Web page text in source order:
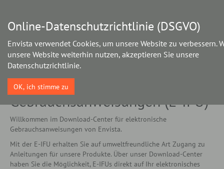
Skip
content
Download-Center für
elektronische
Gebrauchsanweisungen (E-IFU)
Willkommen im Download-Center für elektronische
Gebrauchsanweisungen von Envista.
Mit der E-IFU erhalten Sie auf umweltfreundliche Art Zugang zu
Anleitungen für unsere Produkte. Über unser Download-Center
haben Sie die Möglichkeit, E-IFUs direkt auf Ihr elektronisches
Online-Datenschutzrichtlinie (DSGVO)
Envista verwendet Cookies, um unsere Website zu verbessern.
unsere Website weiterhin nutzen, akzeptieren Sie unsere
Datenschutzrichtlinie.
OK, ich stimme zu